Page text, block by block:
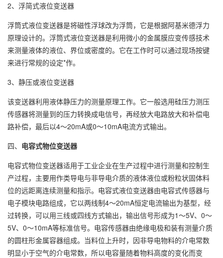
2、浮简式液位变送器
浮筒式液位变送器是将磁性浮球改为浮筒，它是根据阿基米德浮力
原理设计的。浮筒式液位变送器是利用微小的金属膜应变传感技术
来测量液体的液位、界位或密度的。它在工作时可以通过现场按键
来进行常规的设定*作。
3、静压或液位变送器
该变送器利用液体静压力的测量原理工作。它一般选用硅压力测压
传感器将测量到的压力转换成电信号，再经放大电路放大和补偿电
路补偿，最后以4～20mA或0～10mA电流方式输出。
四、 电容式物位变送器
电容式物位变送器适用于工业企业在生产过程中进行测量和控制生
产过程，主要用作类导电与非导电介质的液体液位或粉粒状固体料
位的远距离连续测量和指示。电容式液位变送器由电容式传感器与
电子模块电路组成，它以两线制4～20mA恒定电流输出为基型，经
过转换，可以用三线或四线方式输出，输出信号形成为1～5V、0～
5V、0～10mA等标准信号。电容传感器由绝缘电极和装有测量介质
的圆柱形金属容器组成。当料位上升时，因非导电物料的介电常数
明显小于空气的介电常数，所以电容量随着物料高度的变化而变